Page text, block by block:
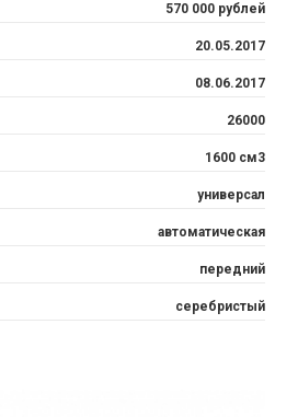
570 000 рублей
20.05.2017
08.06.2017
26000
1600 см3
универсал
автоматическая
передний
серебристый